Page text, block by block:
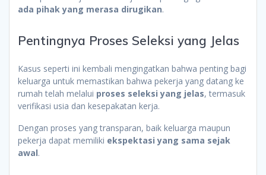
ada pihak yang merasa dirugikan.
Pentingnya Proses Seleksi yang Jelas
Kasus seperti ini kembali mengingatkan bahwa penting bagi
keluarga untuk memastikan bahwa pekerja yang datang ke
rumah telah melalui proses seleksi yang jelas, termasuk
verifikasi usia dan kesepakatan kerja.
Dengan proses yang transparan, baik keluarga maupun
pekerja dapat memiliki ekspektasi yang sama sejak
awal.